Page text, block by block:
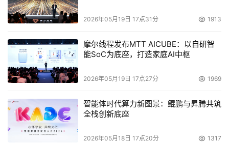
2026年05月19日 17点31分 1913
摩尔线程发布MTT AICUBE：以自研智
能SoC为底座，打造家庭AI中枢
2026年05月19日 17点27分 1969
智能体时代算力新图景：鲲鹏与昇腾共筑
全栈创新底座
2026年05月18日 17点20分 1317